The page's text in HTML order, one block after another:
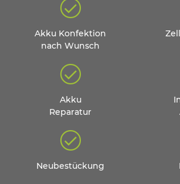
Akku Konfektion
nach Wunsch
Akku
Reparatur
Neubestückung